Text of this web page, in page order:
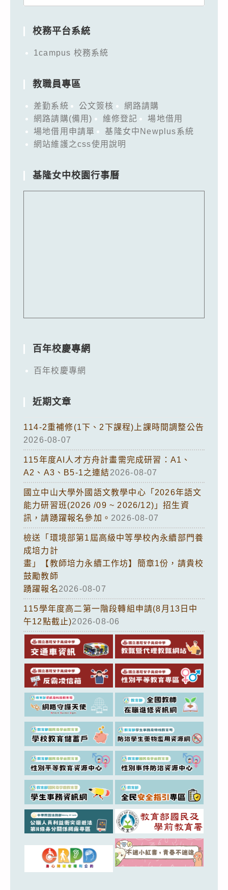
校務平台系統
1campus 校務系統
教職員專區
差勤系統 公文簽核
網路請購
網路請購(備用)
維修登記
場地借用
場地借用申請單
基隆女中Newplus系統
網站維護之css使用說明
基隆女中校園行事曆
百年校慶專網
百年校慶專網
近期文章
114-2重補修(1下、2下課程)上課時間調整公告
2026-08-07
115年度AI人才方舟計畫需完成研習：A1、
A2、A3、B5-1之連結2026-08-07
國立中山大學外國語文教學中心「2026年語文
能力研習班(2026 /09 ~ 2026/12)」招生資
訊，請踴躍報名參加。 2026-08-07
檢送「環境部第1屆高級中等學校內永續部門養
成培力計
畫」【教師培力永續工作坊】簡章1份，請貴校
鼓勵教師
踴躍報名2026-08-07
115學年度高二第一階段轉組申請(8月13日中
午12點截止)2026-08-06